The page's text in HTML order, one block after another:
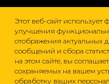
Этот веб-сайт использует
улучшения
отображения актуальных
сообщений и сбора
на этом сайте, вы
сохраняемых на вашем
обработку ваших
Домой